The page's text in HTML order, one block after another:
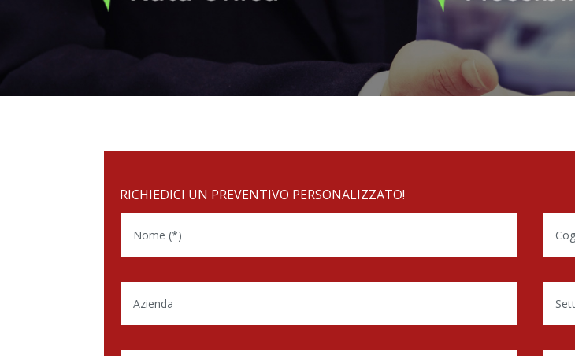
RICHIEDICI UN PREVENTIVO PERSONALIZZATO!